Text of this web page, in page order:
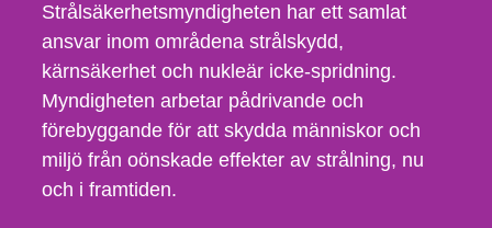
Strålsäkerhetsmyndigheten har ett samlat
ansvar inom områdena strålskydd,
kärnsäkerhet och nukleär icke-spridning.
Myndigheten arbetar pådrivande och
förebyggande för att skydda människor och
miljö från oönskade effekter av strålning, nu
och i framtiden.